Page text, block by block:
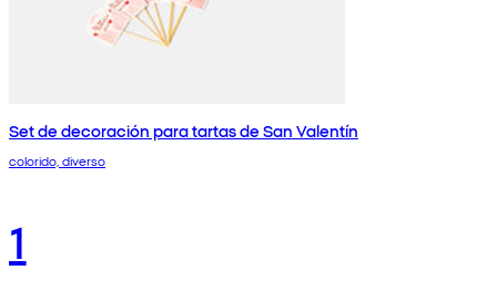
Set de decoración para tartas de San Valentín
colorido, diverso
1